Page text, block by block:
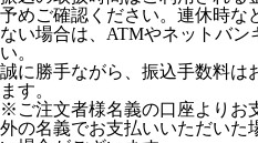
予めご確認ください。連休時な
ない場合は、ATMやネットバン
い。
誠に勝手ながら、振込手数料は
ます。
※ご注文者様名義の口座よりお
外の名義でお支払いいただいた